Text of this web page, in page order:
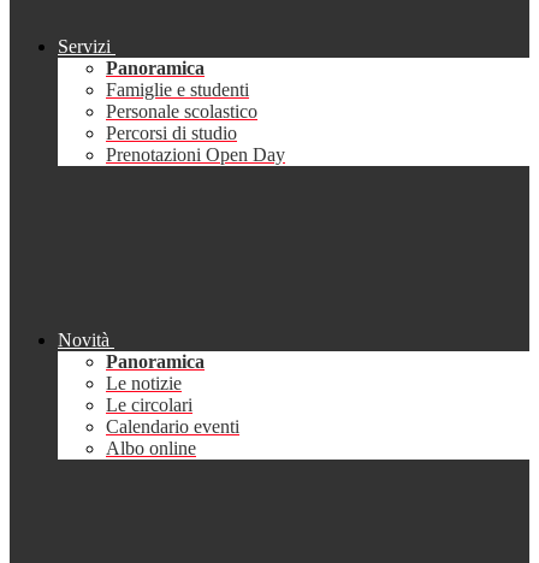
Servizi
Panoramica
Famiglie e studenti
Personale scolastico
Percorsi di studio
Prenotazioni Open Day
Novità
Panoramica
Le notizie
Le circolari
Calendario eventi
Albo online